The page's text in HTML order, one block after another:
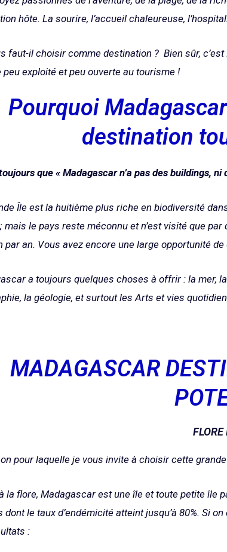
hôte. La sourire, l’accueil chaleureuse,
faut-il choisir comme destination ? Bien sûr,
peu exploité et peu ouverte au tourisme !
Pourquoi
destination
que « Madagascar n’a pas des buildings,
Île est la huitième plus riche en biodiversité
mais le pays reste méconnu et n’est visité que
par an. Vous avez encore une large opportunité
a toujours quelques choses à offrir : la mer,
la géologie, et surtout lesArts et vies
MADAGASCAR
pour laquelle je vous invite à choisir cette
la flore, Madagascar est une île et toute petite
dont le taux d’endémicité atteint jusqu’à 80%. Si
: